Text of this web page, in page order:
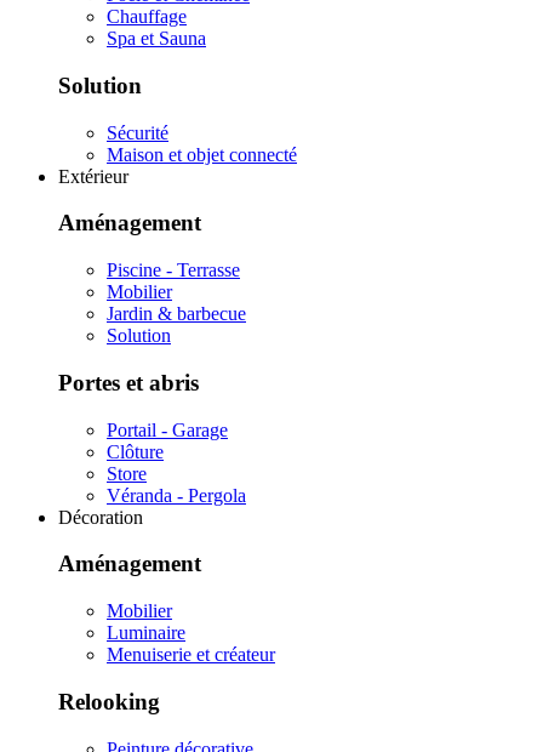
Chauffage
Spa et Sauna
Solution
Sécurité
Maison et objet connecté
Extérieur
Aménagement
Piscine - Terrasse
Mobilier
Jardin & barbecue
Solution
Portes et abris
Portail - Garage
Clôture
Store
Véranda - Pergola
Décoration
Aménagement
Mobilier
Luminaire
Menuiserie et créateur
Relooking